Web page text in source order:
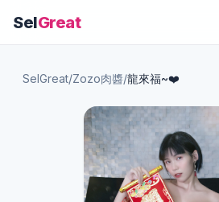
SelGreat
SelGreat/Zozo肉醬/龍來福~❤️